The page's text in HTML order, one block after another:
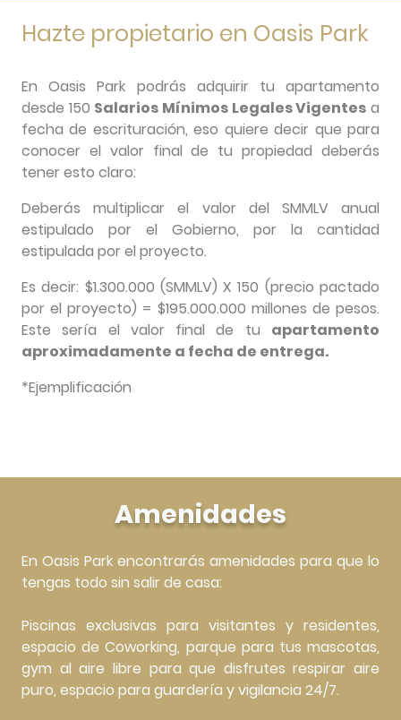
Hazte propietario en Oasis Park
En Oasis Park podrás adquirir tu apartamento
desde 150 Salarios Mínimos Legales Vigentes a
fecha de escrituración, eso quiere decir que para
conocer el valor final de tu propiedad deberás
tener esto claro:
Deberás multiplicar el valor del SMMLV anual
estipulado por el Gobierno, por la cantidad
estipulada por el proyecto.
Es decir: $1.300.000 (SMMLV) X 150 (precio pactado
por el proyecto) = $195.000.000 millones de pesos.
Este sería el valor final de tu apartamento
aproximadamente a fecha de entrega.
*Ejemplificación
Amenidades
En Oasis Park encontrarás amenidades para que lo
tengas todo sin salir de casa:
Piscinas exclusivas para visitantes y residentes,
espacio de Coworking, parque para tus mascotas,
gym al aire libre para que disfrutes respirar aire
puro, espacio para guardería y vigilancia 24/7.